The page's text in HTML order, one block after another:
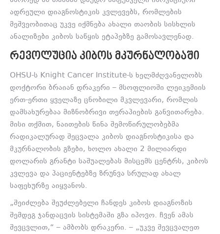
ადრეული დიაგნოსტიკის კვლევებს, რომლების
მეშვეობითაც უკვე იქმნება ახალი თაობის სისხლის
ანალიზები კიბოს საწყის ეტაპებზე გამოსავლენად.
ᲠᲔᲕᲝᲚᲣᲪᲘᲐ ᲙᲘᲑᲝᲡ ᲛᲙᲣᲠᲜᲐᲚᲝᲑᲐᲨᲘ
OHSU-ს Knight Cancer Institute-ს ხელმძღვანელობს
დოქტორი ბრაიან დრაკერი – მსოფლიოში ლეიკემიის
ერთ-ერთი ყველაზე ცნობილი მკვლევარი, რომლის
დამსახურებაა მიზნობრივი თერაპიების განვითარება.
მისი თქმით, ნაითების წინა შემოწირულობებმა
რადიკალურად შეცვალა კიბოს დიაგნოსტიკისა და
მკურნალობის გზები, ხოლო ახალი 2 მილიარდი
დოლარის გრანტი საშუალებას მისცემს ცენტრს, კიბოს
კვლევა და პაციენტებზე ზრუნვა სრულად ახალ
საფეხურზე აიყვანოს.
„შეიძლება შეუძლებელი ჩანდეს კიბოს დიაგნოზის
შემდეგ ჯანდაცვის სისტემაში გზა იპოვო. ჩვენ ამას
შევცვლით,“ – ამბობს დრაკერი. – „უკვე შევცვალეთ